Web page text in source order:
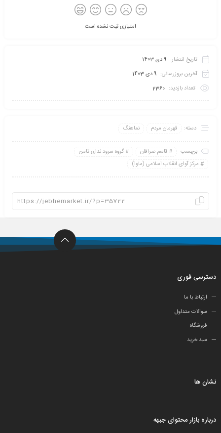
امتیازی ثبت نشده است
تاریخ انتشار: 9 دی 1403
آخرین بروزرسانی: 9 دی 1403
تعداد بازدید: 2360
دسته: قهرمان مردم نماهنگ
برچسب: قاسم صرافان
گروه سرود ندای ثامن
مرکز آوای انقلاب اسلامی (ماوا)
دسترسی فوری
ارتباط با ما
سوالات متداول
فروشگاه
سبد خرید
نشان ها
درباره بازار محتوای جبهه